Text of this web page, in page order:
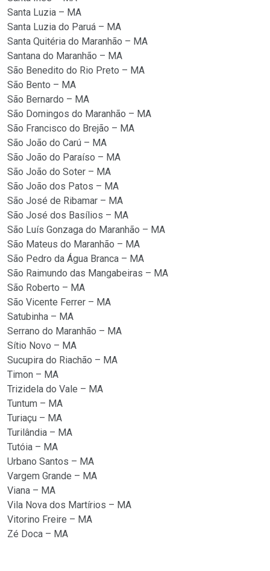
Santa Luzia – MA
Santa Luzia do Paruá – MA
Santa Quitéria do Maranhão – MA
Santana do Maranhão – MA
São Benedito do Rio Preto – MA
São Bento – MA
São Bernardo – MA
São Domingos do Maranhão – MA
São Francisco do Brejão – MA
São João do Carú – MA
São João do Paraíso – MA
São João do Soter – MA
São João dos Patos – MA
São José de Ribamar – MA
São José dos Basílios – MA
São Luís Gonzaga do Maranhão – MA
São Mateus do Maranhão – MA
São Pedro da Água Branca – MA
São Raimundo das Mangabeiras – MA
São Roberto – MA
São Vicente Ferrer – MA
Satubinha – MA
Serrano do Maranhão – MA
Sítio Novo – MA
Sucupira do Riachão – MA
Timon – MA
Trizidela do Vale – MA
Tuntum – MA
Turiaçu – MA
Turilândia – MA
Tutóia – MA
Urbano Santos – MA
Vargem Grande – MA
Viana – MA
Vila Nova dos Martírios – MA
Vitorino Freire – MA
Zé Doca – MA